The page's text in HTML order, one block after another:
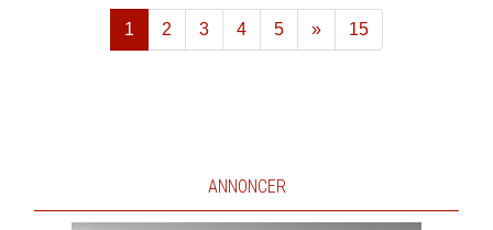
1 2 3 4 5
»
Næste
15
ANNONCER